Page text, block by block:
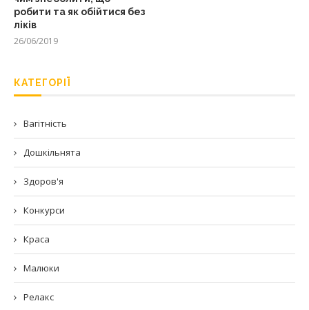
робити та як обійтися без
ліків
26/06/2019
КАТЕГОРІЇ
Вагітність
Дошкільнята
Здоров'я
Конкурси
Краса
Малюки
Релакс